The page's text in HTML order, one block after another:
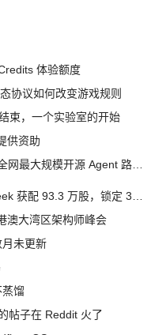
体验额度
协议如何改变游戏规则
束，一个实验室的开始
供资助
澳大湾区架构师峰会
未更新
馏
帖子在 Reddit 火了